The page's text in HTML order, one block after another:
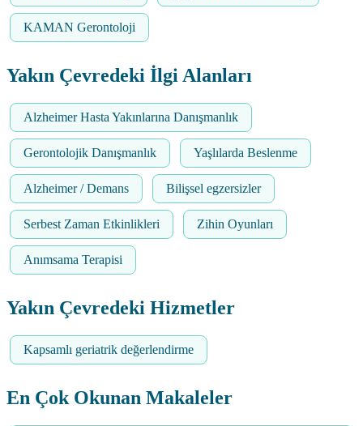
KAMAN Gerontoloji
Yakın Çevredeki İlgi Alanları
Alzheimer Hasta Yakınlarına Danışmanlık
Gerontolojik Danışmanlık Yaşlılarda Beslenme
Alzheimer / Demans Bilişsel egzersizler
Serbest Zaman Etkinlikleri Zihin Oyunları
Anımsama Terapisi
Yakın Çevredeki Hizmetler
Kapsamlı geriatrik değerlendirme
En Çok Okunan Makaleler